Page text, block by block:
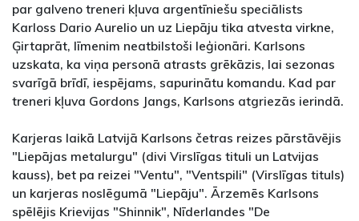
par galveno treneri kļuva argentīniešu speciālists
Karloss Dario Aurelio un uz Liepāju tika atvesta virkne,
Ģirtaprāt, līmenim neatbilstoši leģionāri. Karlsons
uzskata, ka viņa personā atrasts grēkāzis, lai sezonas
svarīgā brīdī, iespējams, sapurinātu komandu. Kad par
treneri kļuva Gordons Jangs, Karlsons atgriezās ierindā.
Karjeras laikā Latvijā Karlsons četras reizes pārstāvējis
"Liepājas metalurgu" (divi Virslīgas tituli un Latvijas
kauss), bet pa reizei "Ventu", "Ventspili" (Virslīgas tituls)
un karjeras noslēgumā "Liepāju". Ārzemēs Karlsons
spēlējis Krievijas "Shinnik", Nīderlandes "De